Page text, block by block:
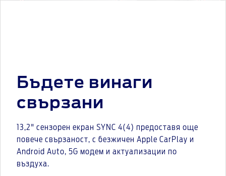
Бъдете винаги
свързани
13,2" сензорен екран SYNC 4(4) предоставя още
повече свързаност, с безжичен Apple CarPlay и
Android Auto, 5G модем и актуализации по
въздуха.